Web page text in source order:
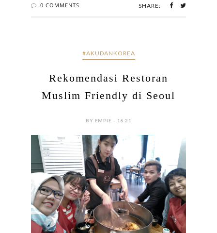
0 COMMENTS SHARE:
#AKUDANKOREA
Rekomendasi Restoran
Muslim Friendly di Seoul
BY EMPIE - 16:21